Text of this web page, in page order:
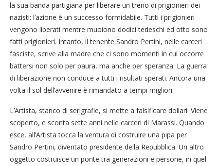
la sua banda partigiana per liberare un treno di prigionieri dei
nazisti: l’azione è un successo formidabile. Tutti i prigionieri
vengono liberati mentre muoiono dodici tedeschi ed otto sono
fatti prigionieri. Intanto, il tenente Sandro Pertini, nelle carceri
fasciste, scrive alla madre che ci sono momenti in cui occorre
battersi non solo per paura, ma anche per speranza. La guerra
di liberazione non conduce a tutti i risultati sperati. Ancora una
volta il sol dell’avvenire è rimandato a tempi migliori.
L’Artista, stanco di serigrafie, si mette a falsificare dollari. Viene
scoperto, e sconta sette anni nelle carceri di Marassi. Quando
esce, all’Artista tocca la ventura di costruire una pipa per
Sandro Pertini, diventato presidente della Repubblica. Un altro
oggetto costruisce un ponte tra generazioni e persone, in quel